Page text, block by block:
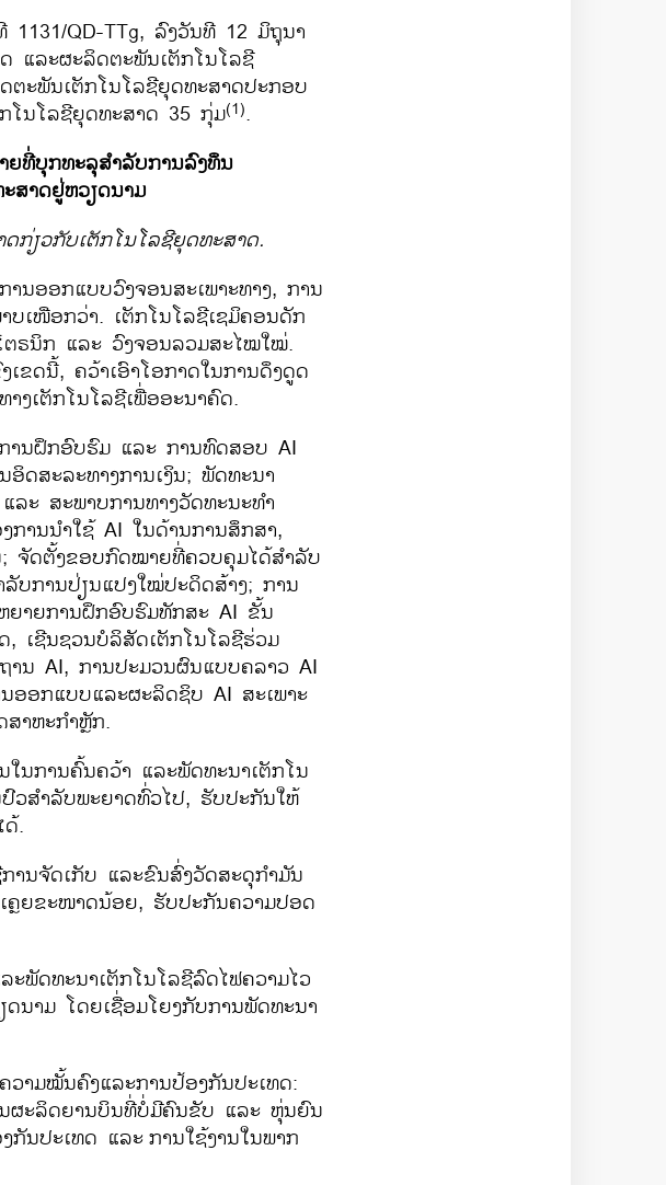
1131/QD-TTg, ລົງວັນທີ 12 ມິຖຸນາ
ແລະຜະລິດຕະພັນເຕັກໂນໂລຊີ
ະພັນເຕັກໂນໂລຊີຍຸດທະສາດປະກອບ
ນໂລຊີຍຸດທະສາດ 35 ກຸ່ມ(1).
ຍທີ່ບຸກທະລຸສຳລັບການລົງທຶນ
ສາດຢູ່ຫວຽດນາມ
ກ່ຽວກັບເຕັກໂນໂລຊີຍຸດທະສາດ.
ນອອກແບບວົງຈອນສະເພາະທາງ, ການ
ເໜືອກວ່າ. ເຕັກໂນໂລຊີເຊມິຄອນດັກ
ຕຣນິກ ແລະ ວົງຈອນລວມສະໄໝໃໝ່.
ເຂດນີ້, ຄວ້າເອົາໂອກາດໃນການດຶງດູດ
າງເຕັກໂນໂລຊີເພື່ອອະນາຄົດ.
ານຝຶກອົບຮົມ ແລະ ການທົດສອບ AI
ອິດສະລະທາງການເງິນ; ພັດທະນາ
ລະ ສະພາບການທາງວັດທະນະທຳ
ການນຳໃຊ້ AI ໃນດ້ານການສຶກສາ,
; ຈັດຕັ້ງຂອບກົດໝາຍທີ່ຄວບຄຸມໄດ້ສຳລັບ
ລັບການປ່ຽນແປງໃໝ່ປະດິດສ້າງ; ການ
ຍາຍການຝຶກອົບຮົມທັກສະ AI ຂັ້ນ
, ເຊີນຊວນບໍລິສັດເຕັກໂນໂລຊີຮ່ວມ
ານ AI, ການປະມວນຜົນແບບຄລາວ AI
ອອກແບບແລະຜະລິດຊິບ AI ສະເພາະ
ສາຫະກຳຫຼັກ.
ນການຄົ້ນຄວ້າ ແລະພັດທະນາເຕັກໂນ
ວສໍາລັບພະຍາດທົ່ວໄປ, ຮັບປະກັນໃຫ້
.
ານຈັດເກັບ ແລະຂົນສົ່ງວັດສະດຸກໍາມັນ
ຄຼຍຂະໜາດນ້ອຍ, ຮັບປະກັນຄວາມປອດ
ພັດທະນາເຕັກໂນໂລຊີລົດໄຟຄວາມໄວ
ນາມ ໂດຍເຊື່ອມໂຍງກັບການພັດທະນາ
າມໝັ້ນຄົງແລະການປ້ອງກັນປະເທດ:
ຜະລິດຍານບິນທີ່ບໍ່ມີຄົນຂັບ ແລະ ຫຸ່ນຍົນ
ກັນປະເທດ ແລະການໃຊ້ງານໃນພາກ